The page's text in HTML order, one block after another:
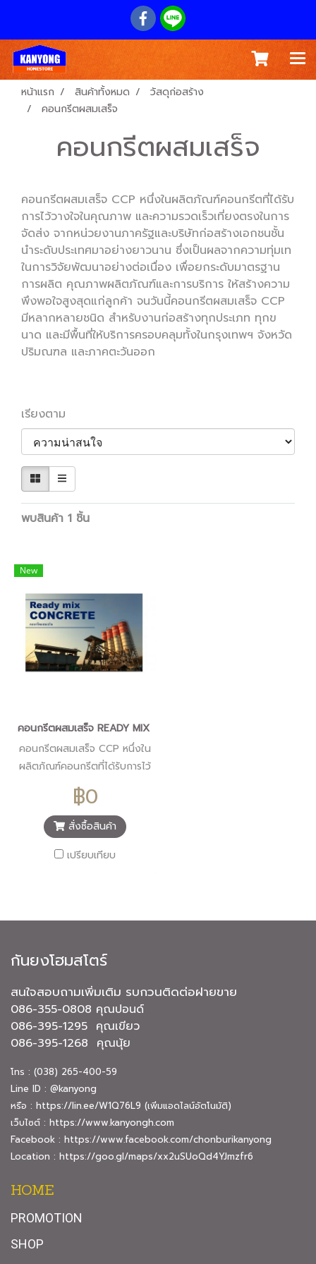
หน้าแรก สินค้าทั้งหมด
วัสดุก่อสร้าง
คอนกรีตผสมเสร็จ
คอนกรีตผสมเสร็จ
คอนกรีตผสมเสร็จ CCP หนึ่งในผลิตภัณฑ์คอนกรีตที่ได้รับ
การไว้วางใจในคุณภาพ และความรวดเร็วเที่ยงตรงในการ
จัดส่ง จากหน่วยงานภาครัฐและบริษัทก่อสร้างเอกชนชั้น
นำระดับประเทศมาอย่างยาวนาน ซึ่งเป็นผลจากความทุ่มเท
ในการวิจัยพัฒนาอย่างต่อเนื่อง เพื่อยกระดับมาตรฐาน
การผลิต คุณภาพผลิตภัณฑ์และการบริการ ให้สร้างความ
พึงพอใจสูงสุดแก่ลูกค้า จนวันนี้คอนกรีตผสมเสร็จ CCP
มีหลากหลายชนิด สำหรับงานก่อสร้างทุกประเภท ทุกข
นาด และมีพื้นที่ให้บริการครอบคลุมทั้งในกรุงเทพฯ จังหวัด
ปริมณฑล และภาคตะวันออก
เรียงตาม
พบสินค้า 1 ชิ้น
New
คอนกรีตผสมเสร็จ READY MIX CONCRETE
คอนกรีตผสมเสร็จ CCP หนึ่งใน
ผลิตภัณฑ์คอนกรีตที่ได้รับการไว้
วางใจในคุณภาพ และความ
รวดเร็วเที่ยงตรงในการจัดส่ง
จากหน่วยงานภาครัฐและบริษัท
ก่อสร้างเอกชนชั้นนำระดับ
ประเทศมาอย่างยาวนาน ซึ่งเป็น
ผลิตภัณฑ์และการบริการ ให้สร้าง
จนวันนี้คอนกรีตผสมเสร็จ CCP
ก่อสร้างทุกประเภท ทุกขนาด
และมีพื้นที่ให้บริการครอบคลุมทั้ง
ในกรุงเทพฯ จังหวัดปริมณฑล
และภาคตะวันออก
฿0
สั่งซื้อสินค้า
เปรียบเทียบ
กันยงโฮมสโตร์
สนใจสอบถามเพิ่มเติม รบกวนติดต่อฝายขาย
086-355-0808 คุณปอนด์
086-395-1295 คุณเขียว
086-395-1268 คุณนุ้ย
โทร : (038) 265-400-59
Line ID : @kanyong
หรือ : https://lin.ee/W1Q76L9 (เพิ่มแอดไลน์อัตโนมัติ)
เว็บไซต์ : https://www.kanyongh.com
Facebook : https://www.facebook.com/chonburikanyong
Location : https://goo.gl/maps/xx2uSUoQd4YJmzfr6
HOME
PROMOTION
SHOP